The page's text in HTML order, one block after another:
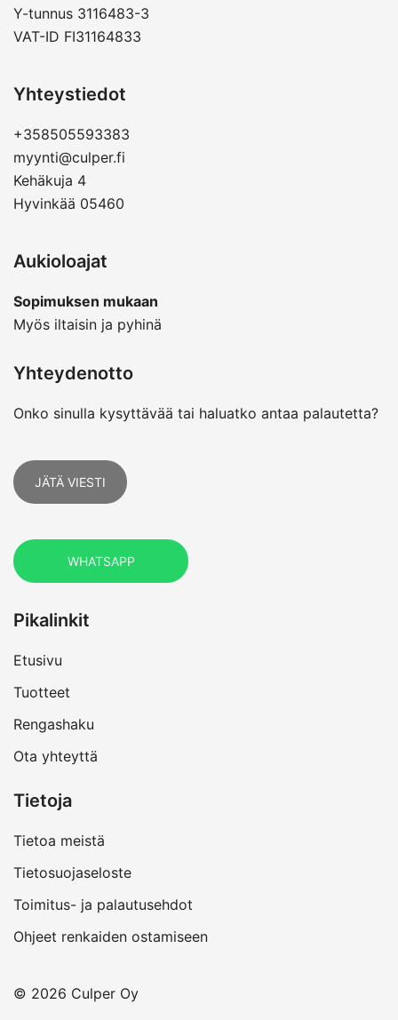
Y-tunnus 3116483-3
VAT-ID FI31164833
Yhteystiedot
+358505593383
myynti@culper.fi
Kehäkuja 4
Hyvinkää 05460
Aukioloajat
Sopimuksen mukaan
Myös iltaisin ja pyhinä
Yhteydenotto
Onko sinulla kysyttävää tai haluatko antaa palautetta?
JÄTÄ VIESTI
WHATSAPP
Pikalinkit
Etusivu
Tuotteet
Rengashaku
Ota yhteyttä
Tietoja
Tietoa meistä
Tietosuojaseloste
Toimitus- ja palautusehdot
Ohjeet renkaiden ostamiseen
© 2026 Culper Oy